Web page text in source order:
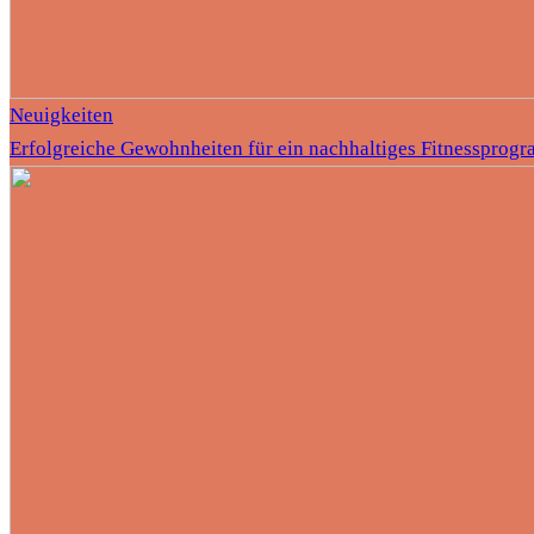
Neuigkeiten
Erfolgreiche Gewohnheiten für ein nachhaltiges